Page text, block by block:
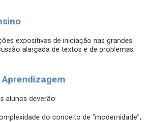
expositivas de iniciação nas grandes
alargada de textos e de problemas.
alunos deverão:
do conceito de “modernidade”;